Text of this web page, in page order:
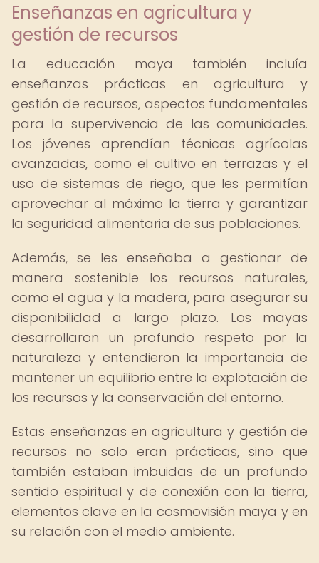
Enseñanzas en agricultura y
gestión de recursos
La educación maya también incluía
enseñanzas prácticas en agricultura y
gestión de recursos, aspectos fundamentales
para la supervivencia de las comunidades.
Los jóvenes aprendían técnicas agrícolas
avanzadas, como el cultivo en terrazas y el
uso de sistemas de riego, que les permitían
aprovechar al máximo la tierra y garantizar
la seguridad alimentaria de sus poblaciones.
Además, se les enseñaba a gestionar de
manera sostenible los recursos naturales,
como el agua y la madera, para asegurar su
disponibilidad a largo plazo. Los mayas
desarrollaron un profundo respeto por la
naturaleza y entendieron la importancia de
mantener un equilibrio entre la explotación de
los recursos y la conservación del entorno.
Estas enseñanzas en agricultura y gestión de
recursos no solo eran prácticas, sino que
también estaban imbuidas de un profundo
sentido espiritual y de conexión con la tierra,
elementos clave en la cosmovisión maya y en
su relación con el medio ambiente.